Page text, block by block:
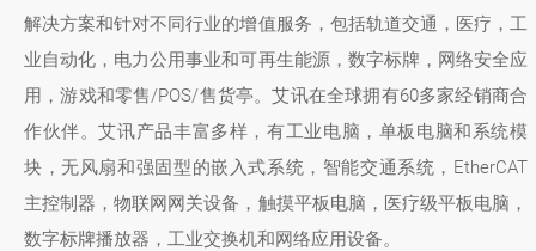
解决方案和针对不同行业的增值服务，包括轨道交通，医疗，工
业自动化，电力公用事业和可再生能源，数字标牌，网络安全应
用，游戏和零售/POS/售货亭。艾讯在全球拥有60多家经销商合
作伙伴。艾讯产品丰富多样，有工业电脑，单板电脑和系统模
块，无风扇和强固型的嵌入式系统，智能交通系统，EtherCAT
主控制器，物联网网关设备，触摸平板电脑，医疗级平板电脑，
数字标牌播放器，工业交换机和网络应用设备。